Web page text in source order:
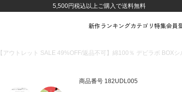
5,500円税込以上ご購入で送料無料
新作ランキングカテゴリ特集会員
【アウトレット SALE 49%OFF/返品不可】綿100％ デビラボ BOX
商品番号 182UDL005